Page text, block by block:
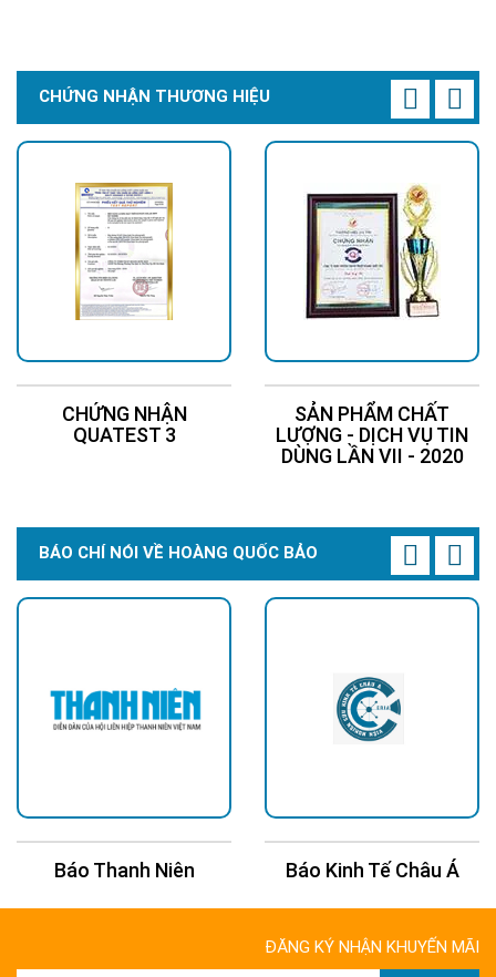
CHỨNG NHẬN THƯƠNG HIỆU
CHỨNG NHẬN
QUATEST 3
SẢN PHẨM CHẤT
LƯỢNG - DỊCH VỤ TIN
DÙNG LẦN VII - 2020
BÁO CHÍ NÓI VỀ HOÀNG QUỐC BẢO
Báo Thanh Niên Báo Kinh Tế Châu Á
ĐĂNG KÝ NHẬN KHUYẾN MÃI